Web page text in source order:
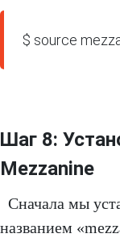
$ source
Шаг 8:
Mezzanine
Сначала мы
названием